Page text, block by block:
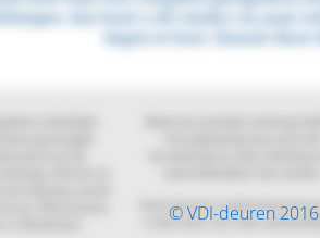
© VDI-deuren 2016